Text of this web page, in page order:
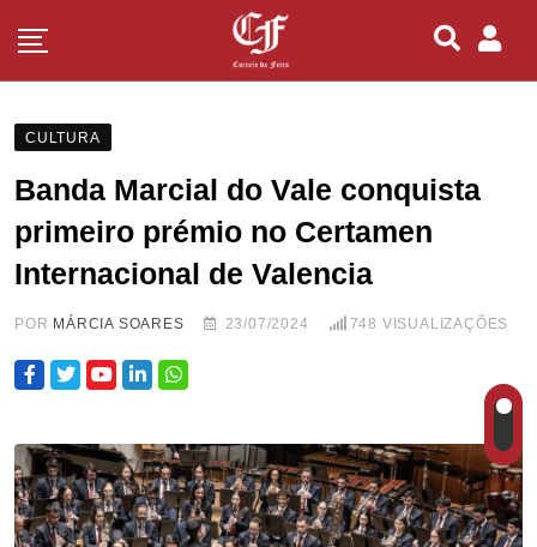
CULTURA
Banda Marcial do Vale conquista
primeiro prémio no Certamen
Internacional de Valencia
POR MÁRCIA SOARES 23/07/2024 748 VISUALIZAÇÕES